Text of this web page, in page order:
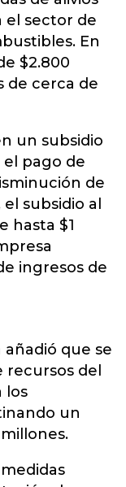
el sector de
En
$2.800
de cerca de
un subsidio
el pago de
de
subsidio al
hasta $1
ingresos de
que se
del
los
un